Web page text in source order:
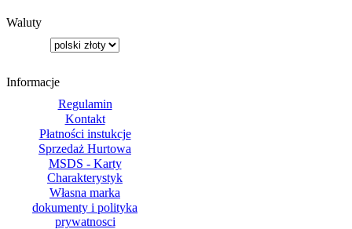
Waluty
Informacje
Regulamin
Kontakt
Płatności instukcje
Sprzedaż Hurtowa
MSDS - Karty
Charakterystyk
Własna marka
dokumenty i polityka
prywatnosci